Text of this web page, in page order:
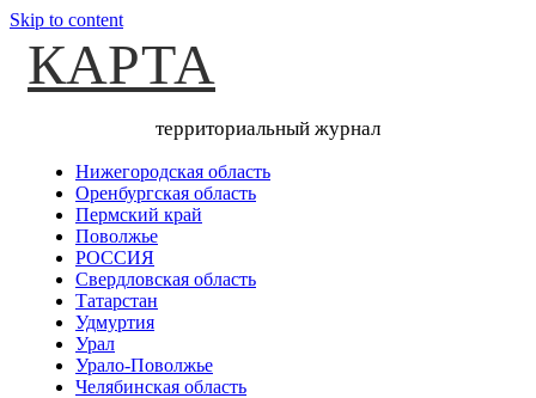
Skip to content
КАРТА
территориальный журнал
Нижегородская область
Оренбургская область
Пермский край
Поволжье
РОССИЯ
Свердловская область
Татарстан
Удмуртия
Урал
Урало-Поволжье
Челябинская область